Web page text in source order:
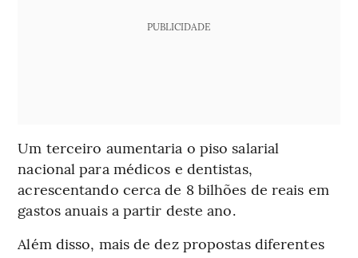
PUBLICIDADE
Um terceiro aumentaria o piso salarial
nacional para médicos e dentistas,
acrescentando cerca de 8 bilhões de reais em
gastos anuais a partir deste ano.
Além disso, mais de dez propostas diferentes